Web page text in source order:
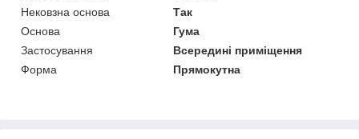
Нековзна основа
Так
Основа
Гума
Застосування
Всередині приміщення
Форма
Прямокутна